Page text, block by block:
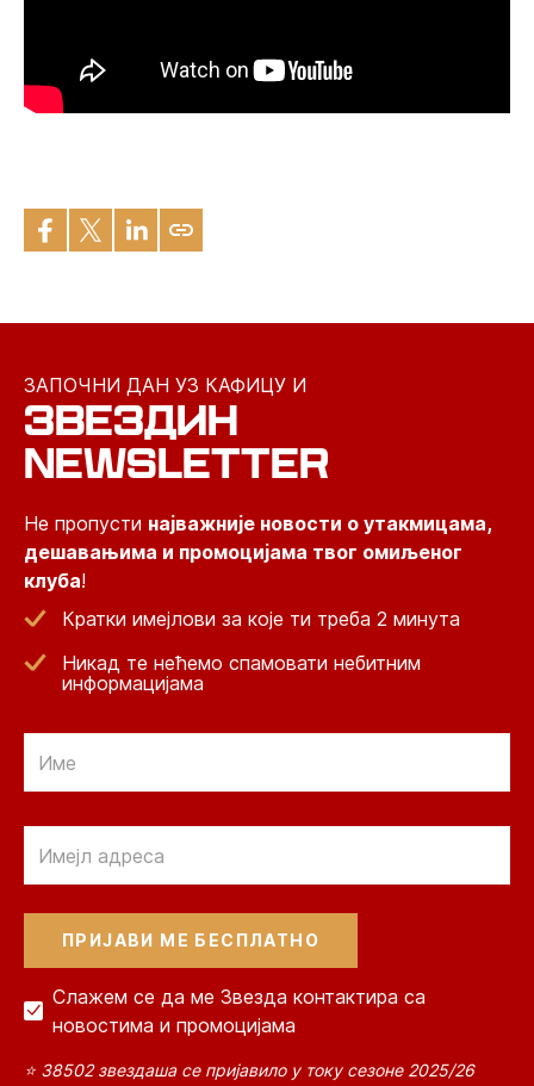
ЗАПОЧНИ ДАН УЗ КАФИЦУ И
ЗВЕЗДИН
NEWSLETTER
Не пропусти најважније новости о утакмицама,
дешавањима и промоцијама твог омиљеног
клуба!
Кратки имејлови за које ти треба 2 минута
Никад те нећемо спамовати небитним
информацијама
Слажем се да ме Звезда контактира са
новостима и промоцијама
⭐ 38502 звездаша се пријавило у току сезоне 2025/26